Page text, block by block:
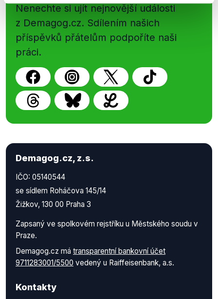
Nenechte si ujít nejnovější události
z Demagog.cz. Sdílením našich
příspěvků přátelům podpoříte naši
práci.
Demagog.cz, z.s.
IČO: 05140544
se sídlem Roháčova 145/14
Žižkov, 130 00 Praha 3
Zapsaný ve spolkovém rejstříku u Městského soudu v
Praze.
Demagog.cz má transparentní bankovní účet
9711283001/5500 vedený u Raiffeisenbank, a.s.
Kontakty